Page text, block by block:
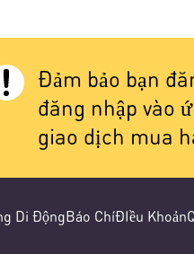
Đảm bảo bạn
đăng nhập vào
giao dịch mua
Di ĐộngBáo ChíĐIều Khoản